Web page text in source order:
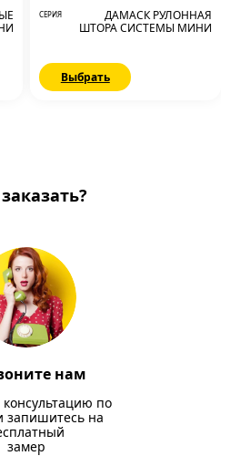
СЕРИЯ
ДАМАСК РУЛОННАЯ
ШТОРА СИСТЕМЫ МИНИ
Выбрать
нам
консультацию по
запишитесь на
замер